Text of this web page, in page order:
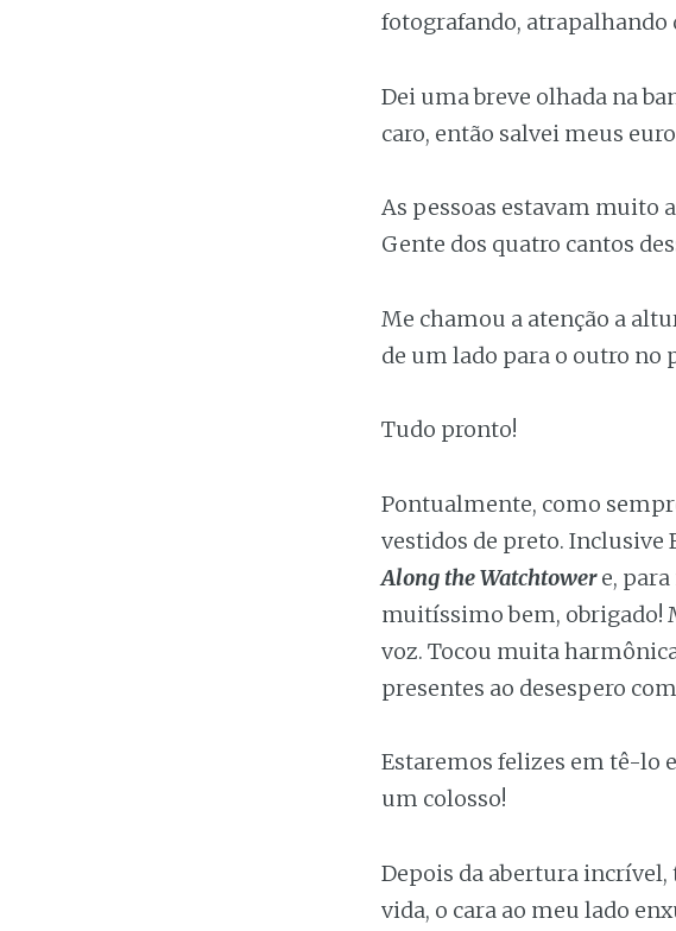
fotografando,
Dei uma breve olhada na
caro, então salvei meus
As pessoas estavam muito
Gente dos quatro cantos
Me chamou a atenção a
de um lado para o outro no
Tudo pronto!
Pontualmente, como
vestidos de preto. Inclusive
Along the Watchtowere,
muitíssimo bem, obrigado!
voz. Tocou muita
presentes ao desespero
Estaremos felizes em tê-lo
um colosso!
Depois da abertura incrível,
vida, o cara ao meu lado